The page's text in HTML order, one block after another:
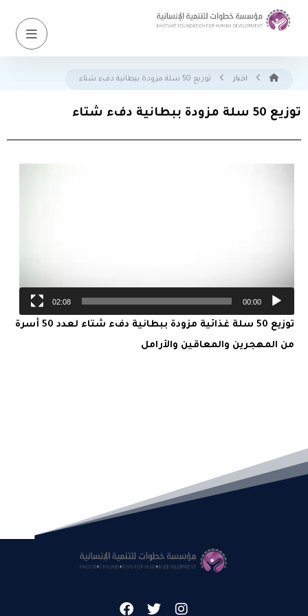
اخبار توزيع 50 سلة مزودة ببطانية دفء شتاء
توزيع 50 سلة مزودة ببطانية دفء شتاء
00:00
02:08
توزيع 50 سلة غذائية مزودة ببطانية دفء شتاء لعدد 50 أسرة
من المهجرين والمعاقين والأرامل